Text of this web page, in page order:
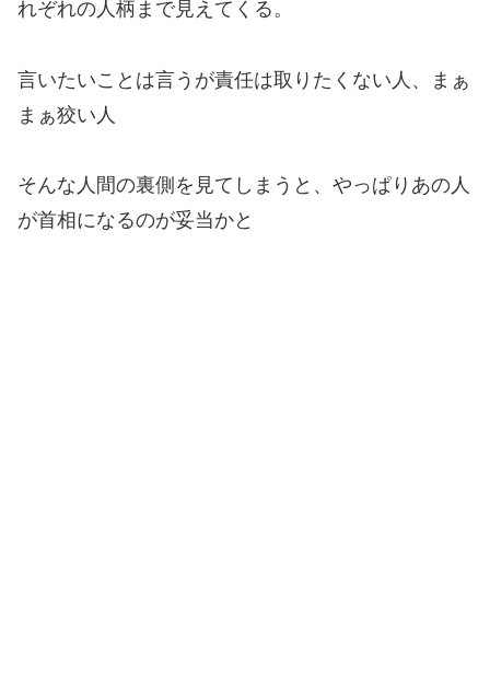
れぞれの人柄まで見えてくる。
言いたいことは言うが責任は取りたくない人、まぁ
まぁ狡い人
そんな人間の裏側を見てしまうと、やっぱりあの人
が首相になるのが妥当かと